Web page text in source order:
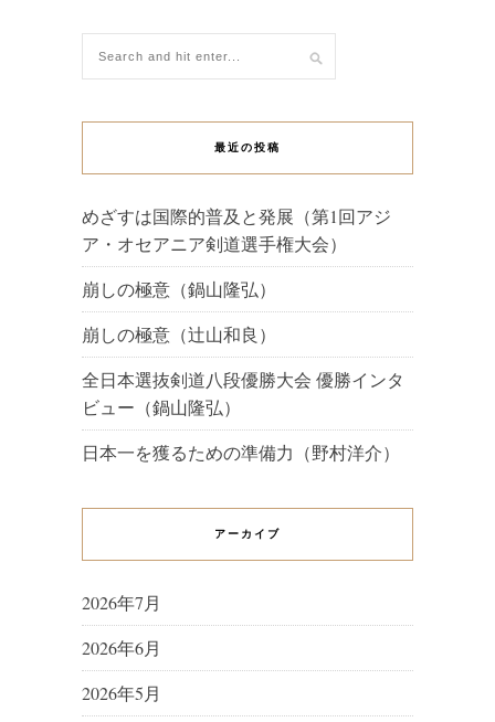
最近の投稿
めざすは国際的普及と発展（第1回アジ
ア・オセアニア剣道選手権大会）
崩しの極意（鍋山隆弘）
崩しの極意（辻山和良）
全日本選抜剣道八段優勝大会 優勝インタ
ビュー（鍋山隆弘）
日本一を獲るための準備力（野村洋介）
アーカイブ
2026年7月
2026年6月
2026年5月